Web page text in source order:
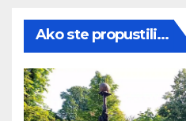
Ako ste propustili...